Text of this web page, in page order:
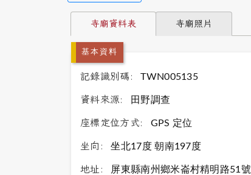
寺廟資料表 寺廟照片
基本資料
記錄識別碼: TWN005135
資料來源: 田野調查
座標定位方式: GPS 定位
坐向: 坐北17度 朝南197度
地址: 屏東縣南州鄉米崙村精明路51號